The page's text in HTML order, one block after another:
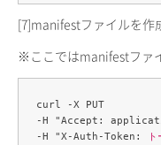
[7]manifestファイルを作
※ここではmanifestファ
curl -X PUT
-H "Accept:
-H "X-Auth-Token: